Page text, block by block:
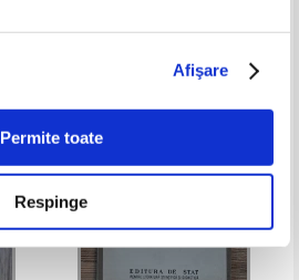
Afişare
Permite toate
Respinge